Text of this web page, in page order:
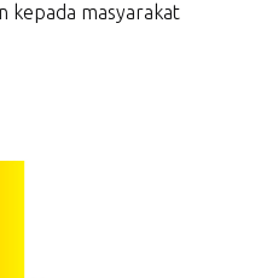
kepada masyarakat